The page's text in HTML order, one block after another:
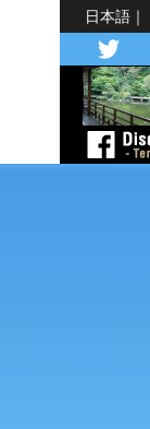
日本語
twitter